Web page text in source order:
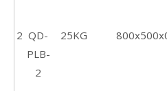
2 QD-
PLB-
2
25KG